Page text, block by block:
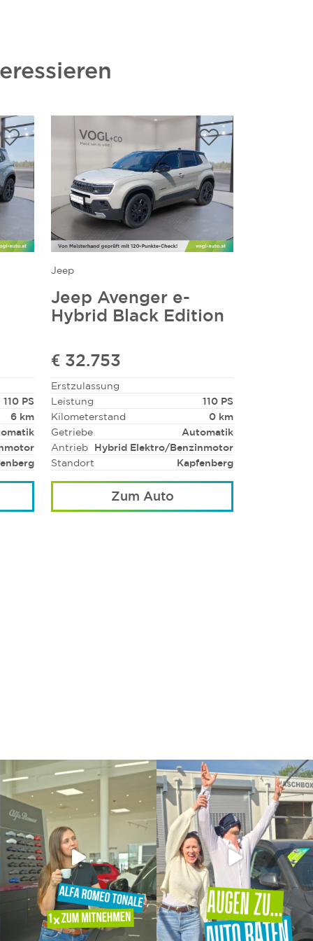
110 PS
6 km
Jeep
Jeep Avenger e-
Hybrid Black Edition
€ 32.753
Erstzulassung
Leistung
110 PS
Kilometerstand
0 km
Getriebe
Automatik
Antrieb
Hybrid Elektro/Benzinmotor
Standort
Kapfenberg
Zum Auto